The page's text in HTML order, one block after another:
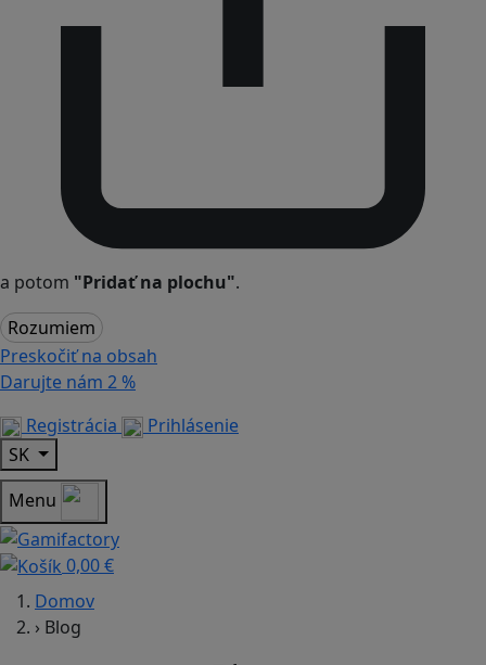
a potom "Pridať na plochu".
Rozumiem
Preskočiť na obsah
Darujte nám 2 %
Registrácia
Prihlásenie
SK
Menu
0,00 €
Domov
› Blog